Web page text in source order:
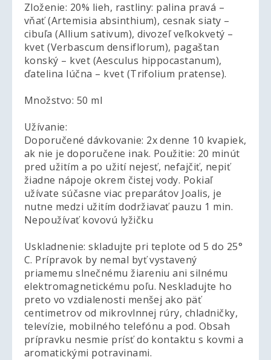
Zloženie: 20% lieh, rastliny: palina pravá –
vňať (Artemisia absinthium), cesnak siaty –
cibuľa (Allium sativum), divozeľ veľkokvetý –
kvet (Verbascum densiflorum), pagaštan
konský – kvet (Aesculus hippocastanum),
ďatelina lúčna – kvet (Trifolium pratense).
Množstvo: 50 ml
Užívanie:
Doporučené dávkovanie: 2x denne 10 kvapiek,
ak nie je doporučene inak. Použitie: 20 minút
pred užitím a po užití nejesť, nefajčiť, nepiť
žiadne nápoje okrem čistej vody. Pokiaľ
užívate súčasne viac preparátov Joalis, je
nutne medzi užitím dodržiavať pauzu 1 min.
Nepoužívať kovovú lyžičku
Uskladnenie: skladujte pri teplote od 5 do 25°
C. Prípravok by nemal byť vystavený
priamemu slnečnému žiareniu ani silnému
elektromagnetickému poľu. Neskladujte ho
preto vo vzdialenosti menšej ako päť
centimetrov od mikrovlnnej rúry, chladničky,
televízie, mobilného telefónu a pod. Obsah
prípravku nesmie prísť do kontaktu s kovmi a
aromatickými potravinami.